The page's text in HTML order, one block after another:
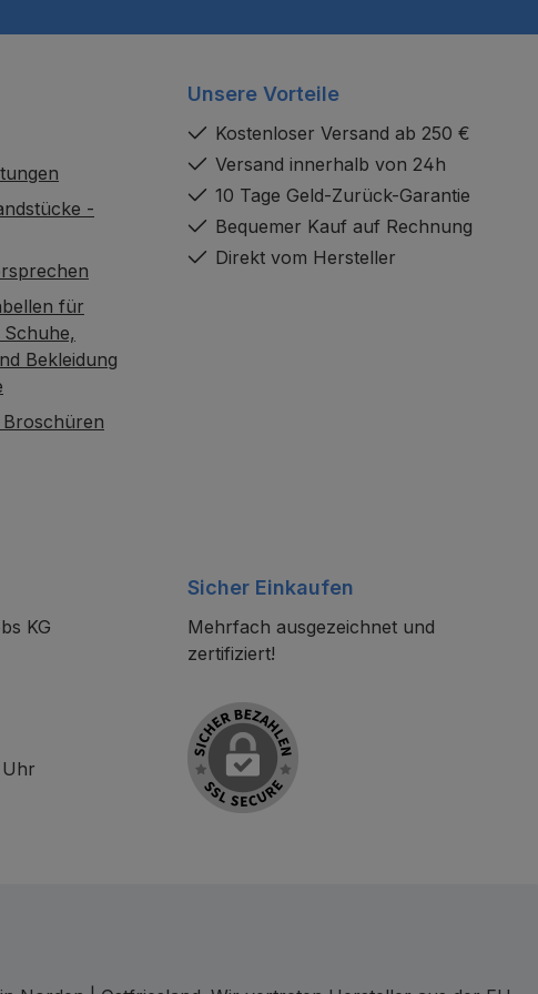
-
für
Bekleidung
Broschüren
Unsere Vorteile
Kostenloser Versand ab 250 €
Versand innerhalb von 24h
10 Tage Geld-Zurück-Garantie
Bequemer Kauf auf Rechnung
Direkt vom Hersteller
KG
Sicher Einkaufen
Mehrfach ausgezeichnet und
zertifiziert!